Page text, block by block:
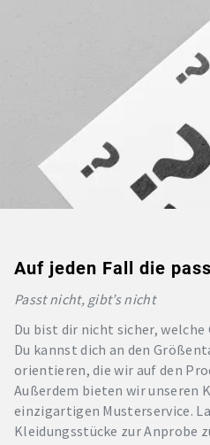
Auf jeden Fall die
Passt nicht, gibt’s nicht
Du bist dir nicht sicher,
Du kannst dich an den
orientieren, die wir auf den
Außerdem bieten wir unseren
einzigartigen Musterservice.
Kleidungsstücke zur Anprobe